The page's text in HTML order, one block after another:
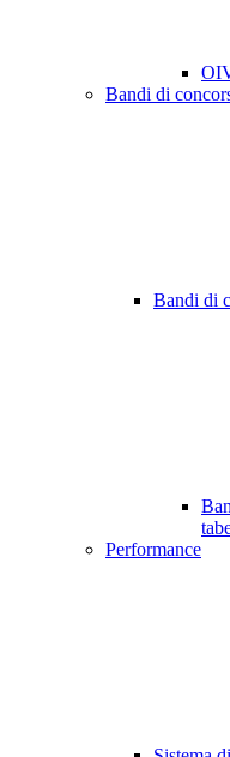
Bandi di
Bandi di
Performance